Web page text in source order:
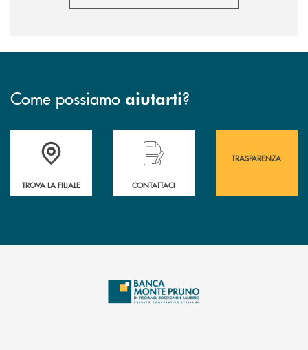
Come possiamo aiutarti?
Accedi all' elenco completo&nbsp; delle&nbsp; filiali&nbsp; di Banca
TROVA LA FILIALE
Hai bisogno di assistenza immediata?
CONTATTACI
TRASPARENZA